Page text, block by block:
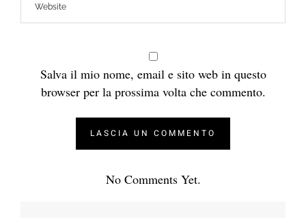
Salva il mio nome, email e sito web in questo
browser per la prossima volta che commento.
No Comments Yet.